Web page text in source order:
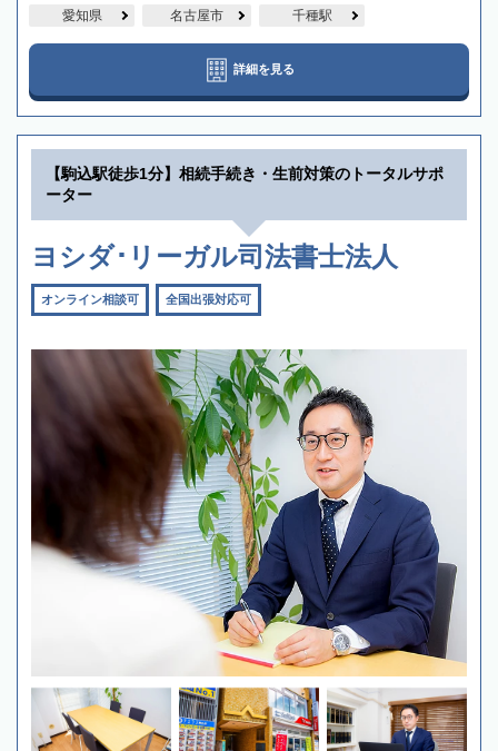
愛知県 名古屋市 千種駅
詳細を見る
【駒込駅徒歩1分】相続手続き・生前対策のトータルサポ
ーター
ヨシダ･リーガル司法書士法人
オンライン相談可 全国出張対応可